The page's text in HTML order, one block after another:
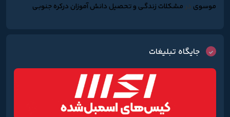
موسوی درمشکلات زندگـی و تحصیل دانش آموزان درکره جنوبـی
جایگاه تبلیغات